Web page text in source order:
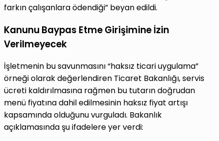
farkın çalışanlara ödendiği” beyan edildi.
Kanunu Baypas Etme Girişimine İzin
Verilmeyecek
İşletmenin bu savunmasını “haksız ticari uygulama”
örneği olarak değerlendiren Ticaret Bakanlığı, servis
ücreti kaldırılmasına rağmen bu tutarın doğrudan
menü fiyatına dahil edilmesinin haksız fiyat artışı
kapsamında olduğunu vurguladı. Bakanlık
açıklamasında şu ifadelere yer verdi: